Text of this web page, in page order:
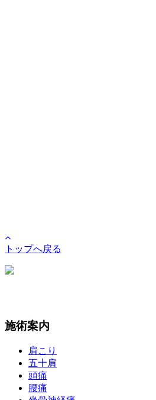
トップへ戻る
施術案内
肩こり
五十肩
頭痛
腰痛